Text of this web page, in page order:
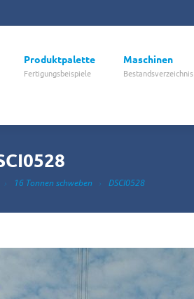
Produktpalette
Fertigungsbeispiele
Maschinen
Bestandsverzeichnis
16 Tonnen schweben DSCI0528